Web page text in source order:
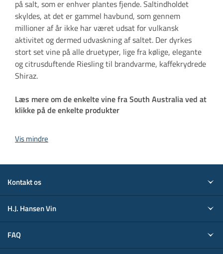
på salt, som er enhver plantes fjende. Saltindholdet
skyldes, at det er gammel havbund, som gennem
millioner af år ikke har været udsat for vulkansk
aktivitet og dermed udvaskning af saltet. Der dyrkes
stort set vine på alle druetyper, lige fra kølige, elegante
og citrusduftende Riesling til brandvarme, kaffekrydrede
Shiraz.
Læs mere om de enkelte vine fra South Australia ved at
klikke på de enkelte produkter
Vis mindre
Kontakt os
H.J. Hansen Vin
FAQ